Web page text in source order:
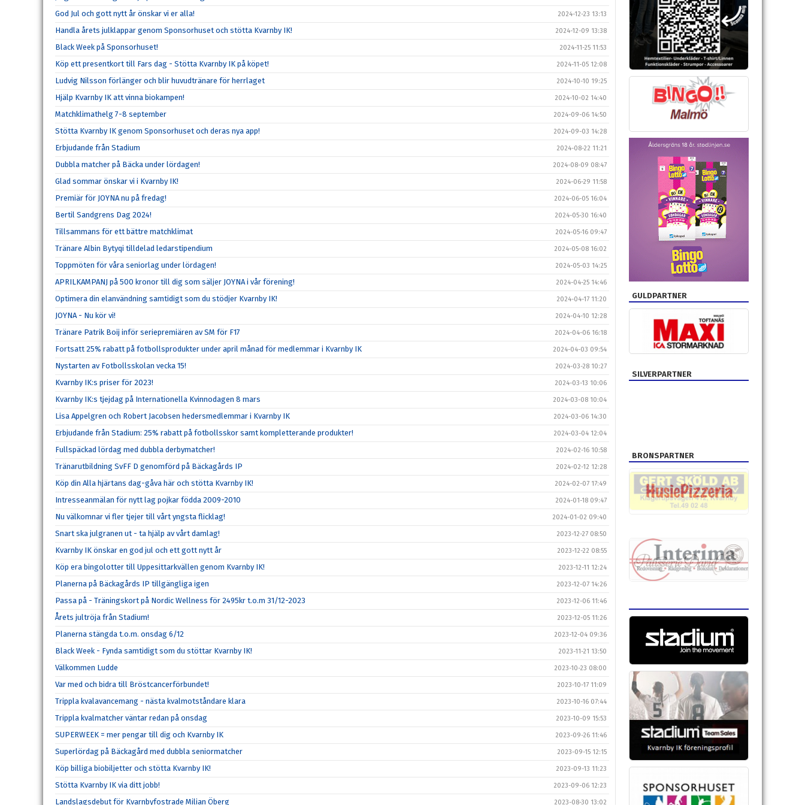
God Jul och gott nytt år önskar vi er alla! 2024-12-23 13:13
Handla årets julklappar genom Sponsorhuset och stötta Kvarnby IK! 2024-12-09 13:38
Black Week på Sponsorhuset! 2024-11-25 11:53
Köp ett presentkort till Fars dag - Stötta Kvarnby IK på köpet! 2024-11-05 12:08
Ludvig Nilsson förlänger och blir huvudtränare för herrlaget 2024-10-10 19:25
Hjälp Kvarnby IK att vinna biokampen! 2024-10-02 14:40
Matchklimathelg 7-8 september 2024-09-06 14:50
Stötta Kvarnby IK genom Sponsorhuset och deras nya app! 2024-09-03 14:28
Erbjudande från Stadium 2024-08-22 11:21
Dubbla matcher på Bäcka under lördagen! 2024-08-09 08:47
Glad sommar önskar vi i Kvarnby IK! 2024-06-29 11:58
Premiär för JOYNA nu på fredag! 2024-06-05 16:04
Bertil Sandgrens Dag 2024! 2024-05-30 16:40
Tillsammans för ett bättre matchklimat 2024-05-16 09:47
Tränare Albin Bytyqi tilldelad ledarstipendium 2024-05-08 16:02
Toppmöten för våra seniorlag under lördagen! 2024-05-03 14:25
APRILKAMPANJ på 500 kronor till dig som säljer JOYNA i vår förening! 2024-04-25 14:46
Optimera din elanvändning samtidigt som du stödjer Kvarnby IK! 2024-04-17 11:20
JOYNA - Nu kör vi! 2024-04-10 12:28
Tränare Patrik Boij inför seriepremiären av SM för F17 2024-04-06 16:18
Fortsatt 25% rabatt på fotbollsprodukter under april månad för medlemmar i Kvarnby IK 2024-04-03 09:54
Nystarten av Fotbollsskolan vecka 15! 2024-03-28 10:27
Kvarnby IK:s priser för 2023! 2024-03-13 10:06
Kvarnby IK:s tjejdag på Internationella Kvinnodagen 8 mars 2024-03-08 10:04
Lisa Appelgren och Robert Jacobsen hedersmedlemmar i Kvarnby IK 2024-03-06 14:30
Erbjudande från Stadium: 25% rabatt på fotbollsskor samt kompletterande produkter! 2024-03-04 12:04
Fullspäckad lördag med dubbla derbymatcher! 2024-02-16 10:58
Tränarutbildning SvFF D genomförd på Bäckagårds IP 2024-02-12 12:28
Köp din Alla hjärtans dag-gåva här och stötta Kvarnby IK! 2024-02-07 17:49
Intresseanmälan för nytt lag pojkar födda 2009-2010 2024-01-18 09:47
Nu välkomnar vi fler tjejer till vårt yngsta flicklag! 2024-01-02 09:40
Snart ska julgranen ut - ta hjälp av vårt damlag! 2023-12-27 08:50
Kvarnby IK önskar en god jul och ett gott nytt år 2023-12-22 08:55
Köp era bingolotter till Uppesittarkvällen genom Kvarnby IK! 2023-12-11 12:24
Planerna på Bäckagårds IP tillgängliga igen 2023-12-07 14:26
Passa på - Träningskort på Nordic Wellness för 2495kr t.o.m 31/12-2023 2023-12-06 11:46
Årets jultröja från Stadium! 2023-12-05 11:26
Planerna stängda t.o.m. onsdag 6/12 2023-12-04 09:36
Black Week - Fynda samtidigt som du stöttar Kvarnby IK! 2023-11-21 13:50
Välkommen Ludde 2023-10-23 08:00
Var med och bidra till Bröstcancerförbundet! 2023-10-17 11:09
Trippla kvalavancemang - nästa kvalmotståndare klara 2023-10-16 07:44
Trippla kvalmatcher väntar redan på onsdag 2023-10-09 15:53
SUPERWEEK = mer pengar till dig och Kvarnby IK 2023-09-26 11:46
Superlördag på Bäckagård med dubbla seniormatcher 2023-09-15 12:15
Köp billiga biobiljetter och stötta Kvarnby IK! 2023-09-13 11:23
Stötta Kvarnby IK via ditt jobb! 2023-09-06 12:23
Landslagsdebut för Kvarnbyfostrade Milian Öberg 2023-08-30 13:02
GULDPARTNER
SILVERPARTNER
BRONSPARTNER